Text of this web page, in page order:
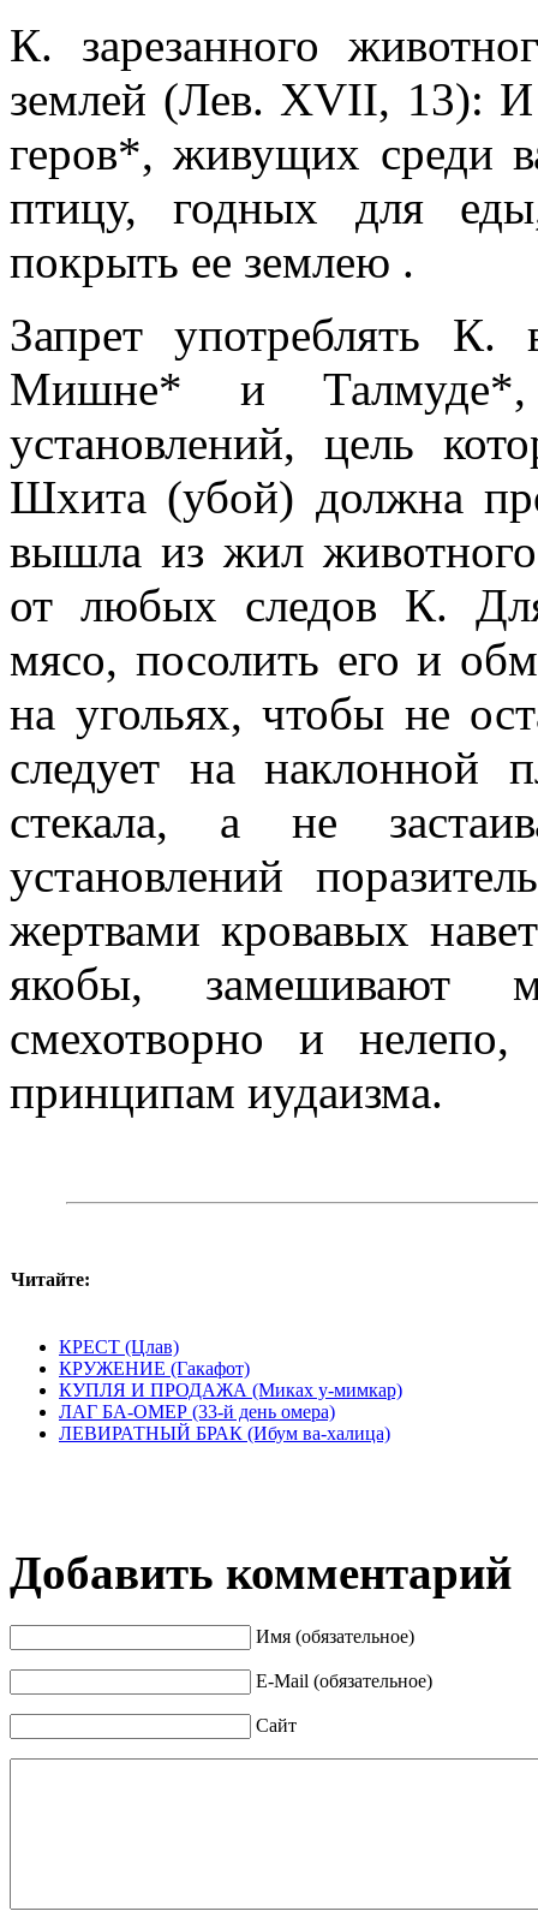
К. зарезанного
землей (Лев. XVII, 13): И
геров*, живущих среди
птицу, годных для
покрыть ее землею .
Запрет употреблять
Мишне* и Талмуде*,
установлений, цель
Шхита (убой) должна
вышла из жил
от любых следов К.
мясо, посолить его и
на угольях, чтобы не
следует на наклонной
стекала, а не
установлений
жертвами кровавых
якобы, замешивают
смехотворно и
принципам иудаизма.
Читайте:
КРЕСТ (Цлав)
КРУЖЕНИЕ (Гакафот)
КУПЛЯ И ПРОДАЖА (Миках у-мимкар)
ЛАГ БА-ОМЕР (33-й день омера)
ЛЕВИРАТНЫЙ БРАК (Ибум ва-халица)
Добавить комментарий
Имя (обязательное)
E-Mail (обязательное)
Сайт